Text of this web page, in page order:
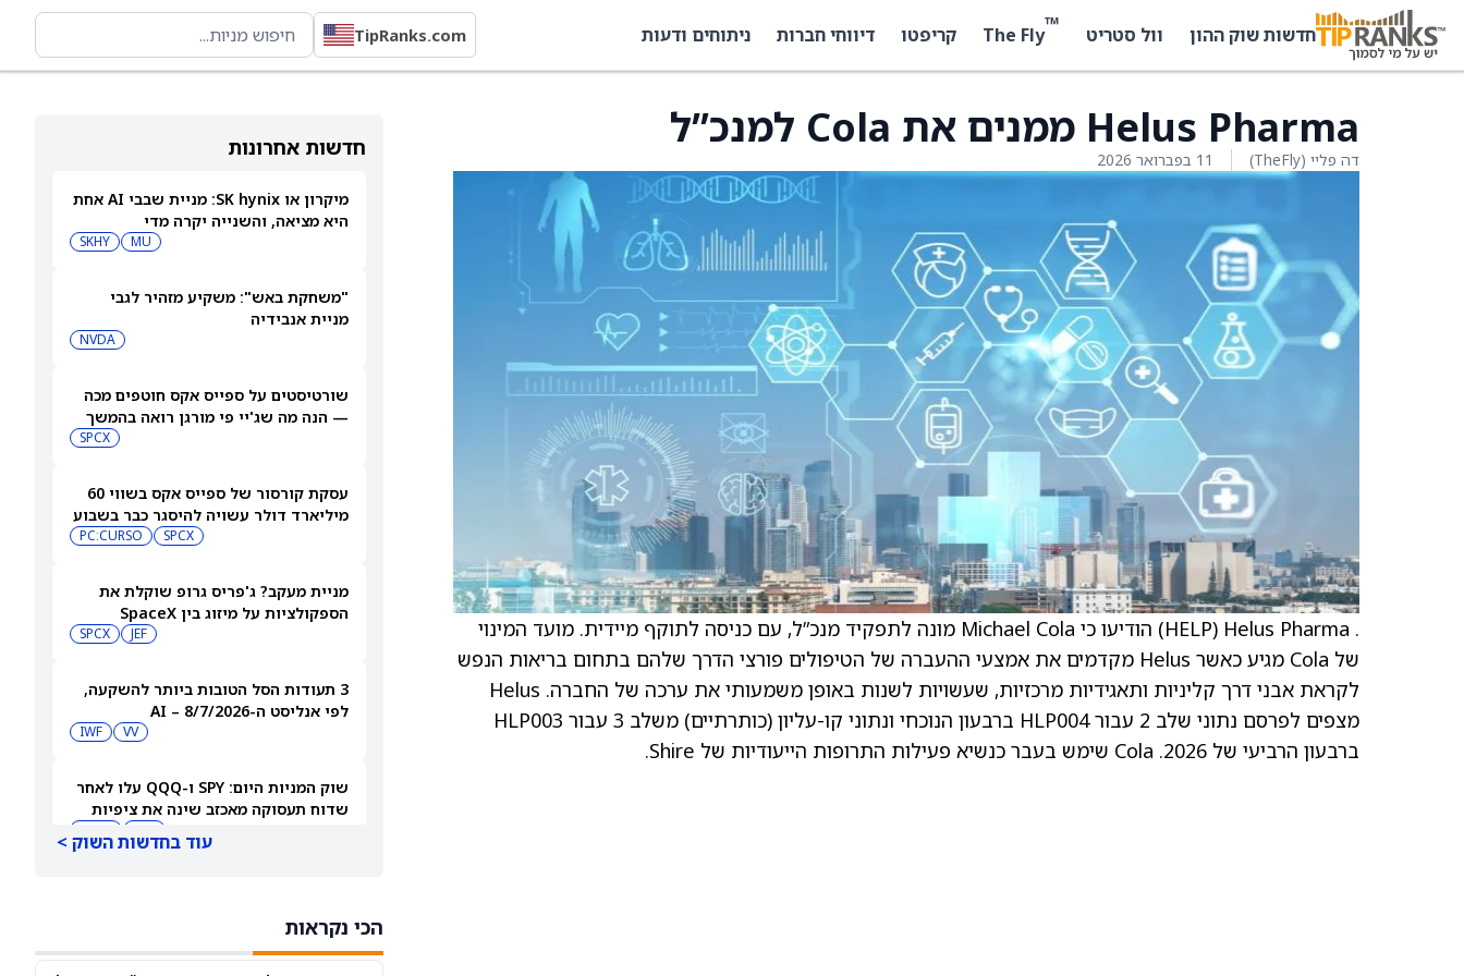
חדשות שוק ההון וול סטריט ™
The Fly קריפטו דיווחי חברות ניתוחים ודעות TipRanks.com
חדשות אחרונות
מיקרון או SK hynix: מניית שבבי AI אחת
היא מציאה, והשנייה יקרה מדי
MU
SKHY
"משחקת באש": משקיע מזהיר לגבי
מניית אנבידיה
NVDA
שורטיסטים על ספייס אקס חוטפים מכה
— הנה מה שג'יי פי מורגן רואה בהמשך
SPCX
עסקת קורסור של ספייס אקס בשווי 60
מיליארד דולר עשויה להיסגר כבר בשבוע
SPCX
PC:CURSO
מניית מעקב? ג'פריס גרופ שוקלת את
הספקולציות על מיזוג בין SpaceX
JEF
SPCX
3 תעודות הסל הטובות ביותר להשקעה,
לפי אנליסט ה-AI – 8/7/2026
VV
IWF
שוק המניות היום: SPY ו-QQQ עלו לאחר
שדוח תעסוקה מאכזב שינה את ציפיות
עוד בחדשות השוק >
הכי נקראות
Helus Pharma ממנים את Cola למנכ”ל
דה פליי (TheFly) 11 בפברואר 2026
. Helus Pharma ‏(HELP) הודיעו כי Michael Cola מונה לתפקיד מנכ”ל, עם כניסה לתוקף מיידית. מועד המינוי
של Cola מגיע כאשר Helus מקדמים את אמצעי ההעברה של הטיפולים פורצי הדרך שלהם בתחום בריאות הנפש
לקראת אבני דרך קליניות ותאגידיות מרכזיות, שעשויות לשנות באופן משמעותי את ערכה של החברה. Helus
מצפים לפרסם נתוני שלב 2 עבור HLP004 ברבעון הנוכחי ונתוני קו-עליון (כותרתיים) משלב 3 עבור HLP003
ברבעון הרביעי של 2026. Cola שימש בעבר כנשיא פעילות התרופות הייעודיות של Shire.